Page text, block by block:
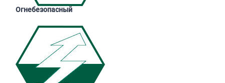
Огнебезопасный